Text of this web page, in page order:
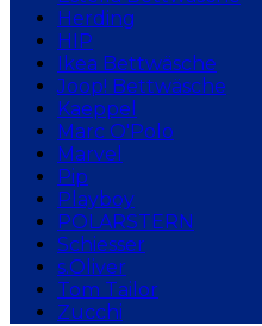
Herding
HIP
Ikea Bettwäsche
Joop! Bettwäsche
Kaeppel
Marc O'Polo
Marvel
Pip
Playboy
POLARSTERN
Schiesser
s.Oliver
Tom Tailor
Zucchi